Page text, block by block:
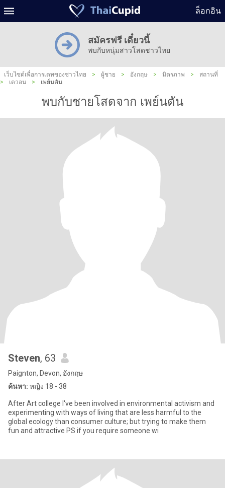
ล็อกอิน
สมัครฟรี เดี๋ยวนี้
พบกับหนุ่มสาวโสดชาวไทย
เว็บไซต์เพื่อการเดทของชาวไทย > ผู้ชาย > อังกฤษ > มิตรภาพ >
สถานที่
>
เดวอน > เพย์นตัน
พบกับชายโสดจาก เพย์นตัน
Steven, 63
Paignton, Devon, อังกฤษ
ค้นหา: หญิง 18 - 38
After Art college I've been involved in environmental activism and
experimenting with ways of living that are less harmful to the
global ecology than consumer culture; but trying to make them
fun and attractive PS if you require someone wi